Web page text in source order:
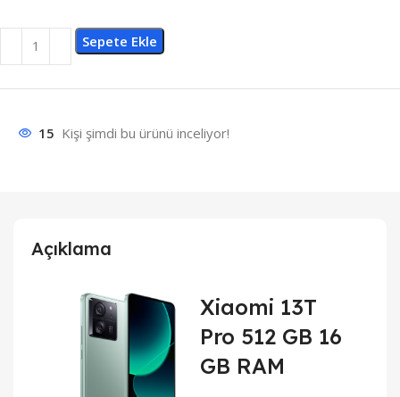
Sepete Ekle
15 Kişi şimdi bu ürünü inceliyor!
Açıklama
Xiaomi 13T
Pro 512 GB 16
GB RAM